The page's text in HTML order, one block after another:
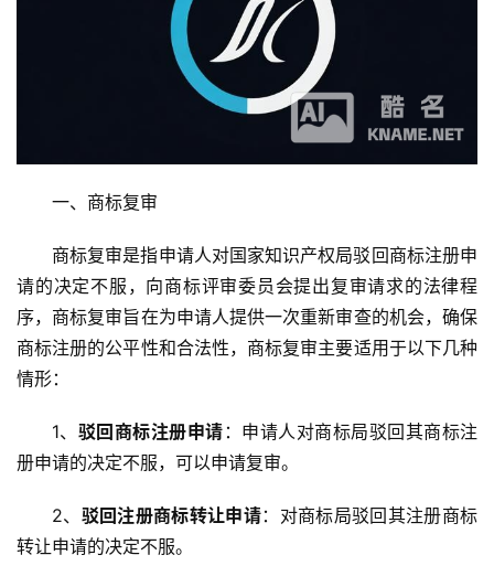
一、商标复审
商标复审是指申请人对国家知识产权局驳回商标注册申
请的决定不服，向商标评审委员会提出复审请求的法律程
序，商标复审旨在为申请人提供一次重新审查的机会，确保
商标注册的公平性和合法性，商标复审主要适用于以下几种
情形：
1、 驳回商标注册申请 ：申请人对商标局驳回其商标注
册申请的决定不服，可以申请复审。
2、 驳回注册商标转让申请：对商标局驳回其注册商标
转让申请的决定不服。